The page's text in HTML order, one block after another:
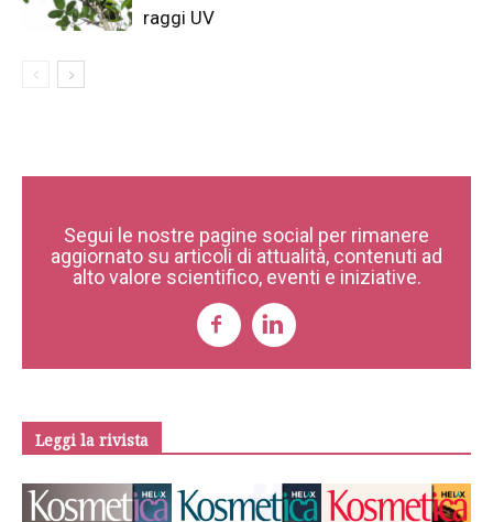
raggi UV
Segui le nostre pagine social per rimanere
aggiornato su articoli di attualità, contenuti ad
alto valore scientifico, eventi e iniziative.
Leggi la rivista